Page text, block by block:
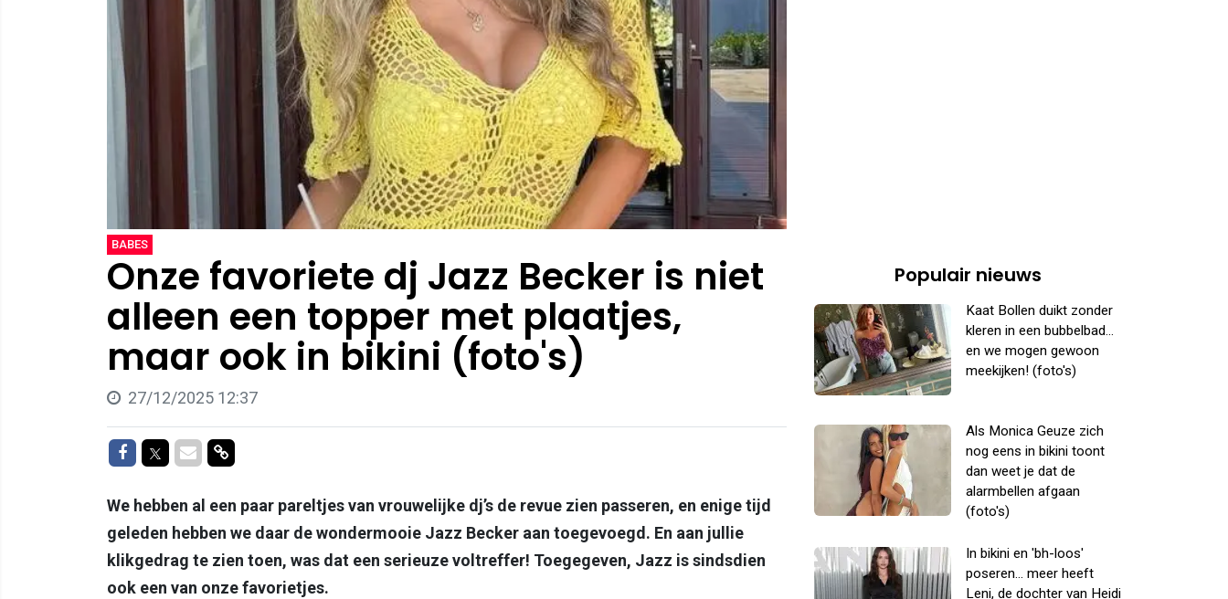
BABES
Onze favoriete dj Jazz Becker is niet
alleen een topper met plaatjes,
maar ook in bikini (foto's)
27/12/2025 12:37
Delen op Facebook
Delen op Twitter
Delen via Mail
Delen via link
We hebben al een paar pareltjes van vrouwelijke dj’s de revue zien passeren, en enige tijd
geleden hebben we daar de wondermooie Jazz Becker aan toegevoegd. En aan jullie
klikgedrag te zien toen, was dat een serieuze voltreffer! Toegegeven, Jazz is sindsdien
ook een van onze favorietjes.
Populair nieuws
Kaat Bollen duikt zonder
kleren in een bubbelbad...
en we mogen gewoon
meekijken! (foto's)
Als Monica Geuze zich
nog eens in bikini toont
dan weet je dat de
alarmbellen afgaan
(foto's)
In bikini en 'bh-loos'
poseren... meer heeft
Leni, de dochter van Heidi